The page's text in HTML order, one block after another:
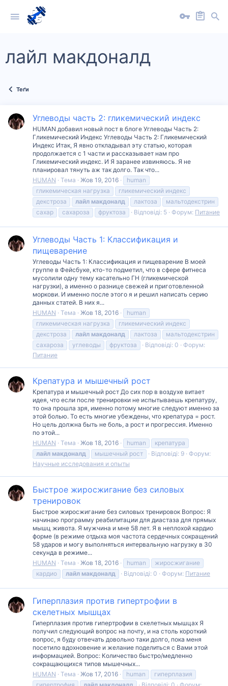
лайл макдоналд
Теґи
Углеводы часть 2: гликемический индекс
HUMAN добавил новый пост в блоге Углеводы Часть 2:
Гликемический Индекс Углеводы Часть 2: Гликемический
Индекс Итак, Я явно откладывал эту статью, которая
продолжается с 1 части и рассказывает нам про
Гликемический индекс. И Я заранее извиняюсь. Я не
планировал тянуть аж так долго. Так что...
HUMAN
Тема Жов 19, 2016
human
гликемическая нагрузка
гликемический индекс
декстроза
лайл макдоналд лактоза
мальтодекстрин
сахар
сахароза фруктоза Відповіді: 5 Форум: Питание
Углеводы Часть 1: Классификация и
пищеварение
Углеводы Часть 1: Классификация и пищеварение В моей
группе в Фейсбуке, кто-то подметил, что в сфере фитнеса
мусолили одну тему касательно ГН (гликемической
нагрузки), а именно о разнице свежей и приготовленной
моркови. И именно после этого я и решил написать серию
данных статей. В них я...
HUMAN
Тема Жов 18, 2016
human
гликемическая нагрузка
гликемический индекс
декстроза
лайл макдоналд лактоза
мальтодекстрин
сахароза
углеводы фруктоза Відповіді: 0
Форум:
Питание
Крепатура и мышечный рост
Крепатура и мышечный рост До сих пор в воздухе витает
идея, что если после тренировки не испытываешь крепатуру,
то она прошла зря, именно потому многие следуют именно за
этой болью. То есть многие убеждены, что крепатура = рост.
Но цель должна быть не боль, а рост и прогрессия. Именно
по этой...
HUMAN
Тема Жов 18, 2016 human
крепатура
лайл макдоналд мышечный рост Відповіді: 9
Форум:
Научные исследования и опыты
Быстрое жиросжигание без силовых
тренировок
Быстрое жиросжигание без силовых тренировок Вопрос: Я
начинаю программу реабилитации для диастаза для прямых
мышц живота. Я мужчина и мне 58 лет. Я в неплохой кардио
форме (в режиме отдыха моя частота сердечных сокращений
58 ударов и могу выполняться интервальную нагрузку в 30
секунда в режиме...
HUMAN
Тема Жов 18, 2016 human
жиросжигание
кардио
лайл макдоналд Відповіді: 0 Форум: Питание
Гиперплазия против гипертрофии в
скелетных мышцах
Гиперплазия против гипертрофии в скелетных мышцах Я
получил следующий вопрос на почту, и на столь короткий
вопрос, я буду отвечать довольно таки долго, пока меня
посетило вдохновение и желание поделиться с Вами этой
информацией. Вопрос: Количество быстро/медленно
сокращающихся типов мышечных...
HUMAN
Тема Жов 17, 2016 human
гиперплазия